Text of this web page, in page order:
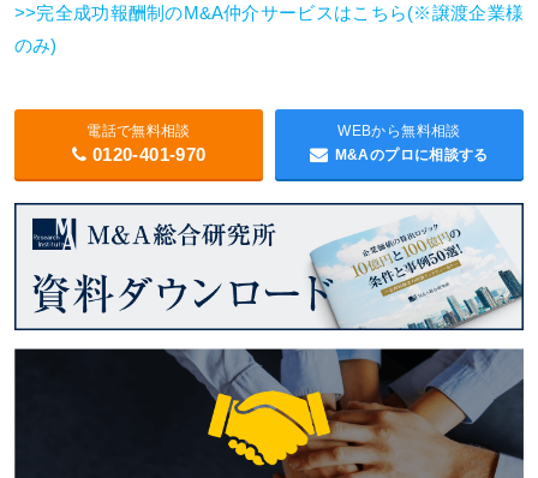
>>完全成功報酬制のM&A仲介サービスはこちら(※譲渡企業様
のみ)
電話で無料相談
0120-401-970
WEBから無料相談
M&Aのプロに相談する